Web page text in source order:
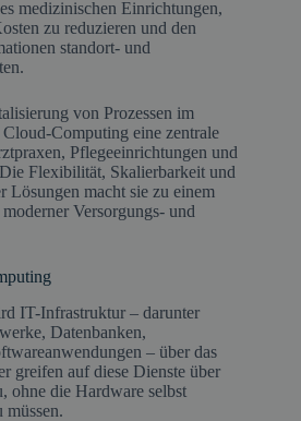
medizinischen Einrichtungen,
zu reduzieren und den
standort- und
von Prozessen im
Computing eine zentrale
Pflegeeinrichtungen und
Flexibilität, Skalierbarkeit und
Lösungen macht sie zu einem
Versorgungs- und
IT-Infrastruktur – darunter
Datenbanken,
– über das
greifen auf diese Dienste über
ohne die Hardware selbst
müssen.